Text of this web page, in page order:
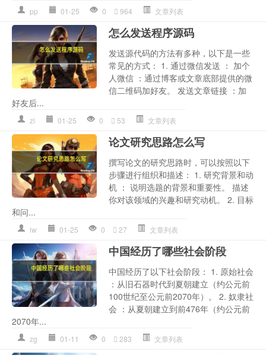
pp 01-25 0 964 文章列表
怎么发送程序源码
发送源代码的方法有多种，以下是一些
常见的方式： 1. 通过微信发送 ： 加个
人微信 ：通过博客或文章底部提供的微
信二维码加好友。 发送文章链接 ：加
好友后...
zl 01-25 0 53 文章列表
论文研究思路怎么写
撰写论文的研究思路时，可以按照以下
步骤进行组织和描述： 1. 研究背景和动
机 ： 说明选题的背景和重要性。 描述
你对该领域的兴趣和研究动机。 2. 目标
和问...
lw 01-25 0 27 文章列表
中国经历了哪些社会阶段
中国经历了以下社会阶段： 1. 原始社会
：从旧石器时代到夏朝建立（约公元前
100世纪至公元前2070年）。 2. 奴隶社
会 ：从夏朝建立到前476年（约公元前
2070年...
zg 01-11 0 283 文章列表